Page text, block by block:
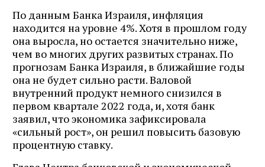
По данным Банка Израиля, инфляция
находится на уровне 4%. Хотя в прошлом году
она выросла, но остается значительно ниже,
чем во многих других развитых странах. По
прогнозам Банка Израиля, в ближайшие годы
она не будет сильно расти. Валовой
внутренний продукт немного снизился в
первом квартале 2022 года, и, хотя банк
заявил, что экономика зафиксировала
«сильный рост», он решил повысить базовую
процентную ставку.